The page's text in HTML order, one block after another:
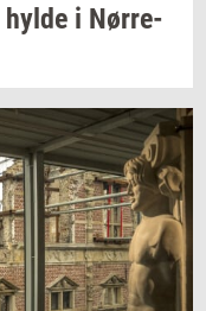
hylde i Nør­re­